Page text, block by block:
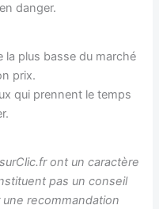
danger.
la plus basse du marché
prix.
qui prennent le temps
ont un caractère
pas un conseil
recommandation